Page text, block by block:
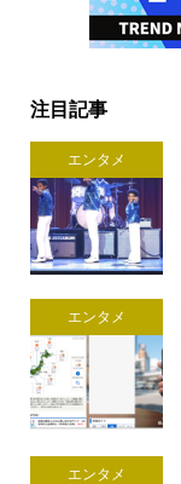
注目記事
エンタメ
エンタメ
エンタメ